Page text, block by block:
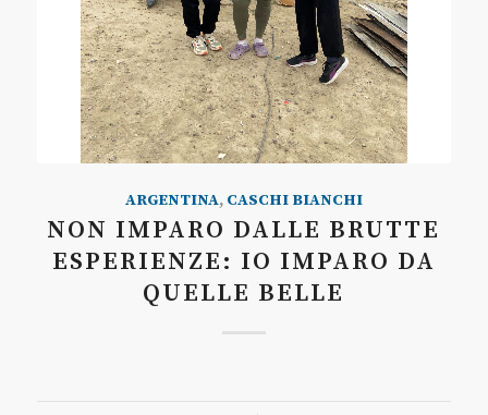
ARGENTINA, CASCHI BIANCHI
NON IMPARO DALLE BRUTTE
ESPERIENZE: IO IMPARO DA
QUELLE BELLE